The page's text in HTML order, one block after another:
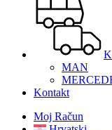
MAN
Kontakt
Moj Račun